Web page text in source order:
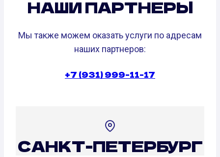
НАШИ ПАРТНЕРЫ
Мы также можем оказать услуги по адресам
наших партнеров:
+7 (931) 999-11-17
САНКТ-ПЕТЕРБУРГ